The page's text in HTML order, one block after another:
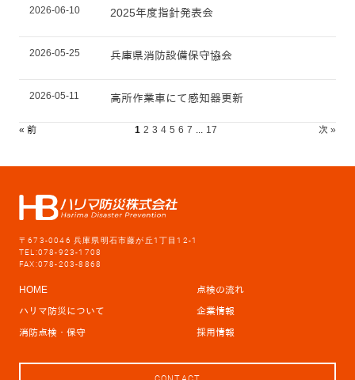
2026-06-10 2025年度指針発表会
2026-05-25 兵庫県消防設備保守協会
2026-05-11 高所作業車にて感知器更新
« 前 1 2 3 4 5 6 7 17 次 »
〒673-0046 兵庫県明石市藤が丘1丁目12-1
TEL:078-923-1708
FAX:078-203-8868
HOME
点検の流れ
ハリマ防災について
企業情報
消防点検・保守
採用情報